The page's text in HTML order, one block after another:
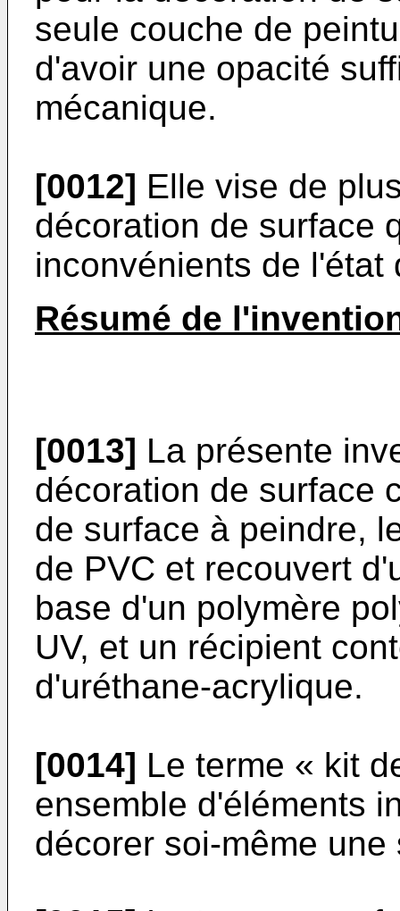
seule couche de
d'avoir une opacité
mécanique.
[0012] Elle vise de
décoration de surface
inconvénients de l'état
Résumé de
[0013] La présente
décoration de surface
de surface à peindre,
de PVC et recouvert
base d'un polymère
UV, et un récipient
d'uréthane-acrylique.
[0014] Le terme « kit
ensemble d'éléments
décorer soi-même